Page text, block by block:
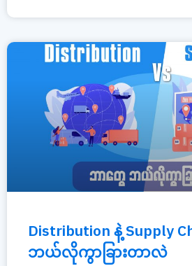
Distribution နဲ့ Supply
ဘယ်လိုကွာခြားတာလဲ